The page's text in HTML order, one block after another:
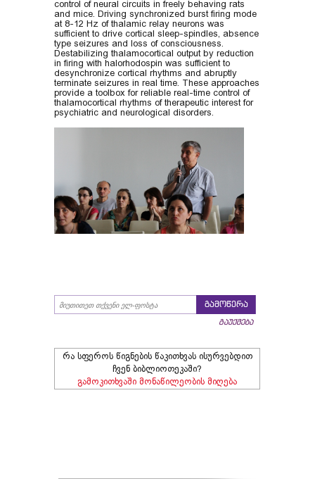
control of neural circuits in freely behaving rats
and mice. Driving synchronized burst firing mode
at 8-12 Hz of thalamic relay neurons was
sufficient to drive cortical sleep-spindles, absence
type seizures and loss of consciousness.
Destabilizing thalamocortical output by reduction
in firing with halorhodospin was sufficient to
desynchronize cortical rhythms and abruptly
terminate seizures in real time. These approaches
provide a toolbox for reliable real-time control of
thalamocortical rhythms of therapeutic interest for
psychiatric and neurological disorders.
რა სფეროს წიგნების წაკითხვას ისურვებდით
ჩვენ ბიბლიოთეკაში?
გამოკითხვაში მონაწილეობის მიღება
გამოწერა
გაუქმება